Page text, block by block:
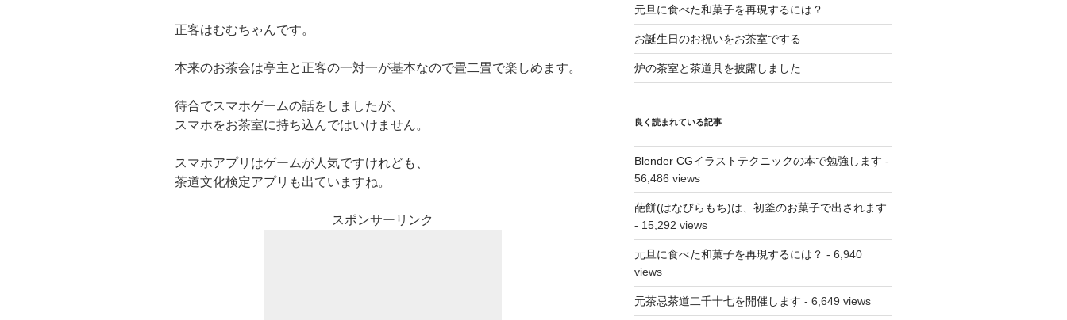
正客はむむちゃんです。
本来のお茶会は亭主と正客の一対一が基本なので畳二畳で楽しめます。
待合でスマホゲームの話をしましたが、
スマホをお茶室に持ち込んではいけません。
スマホアプリはゲームが人気ですけれども、
茶道文化検定アプリも出ていますね。
スポンサーリンク
元旦に食べた和菓子を再現するには？
お誕生日のお祝いをお茶室でする
炉の茶室と茶道具を披露しました
良く読まれている記事
Blender CGイラストテクニックの本で勉強します -
56,486 views
葩餅(はなびらもち)は、初釜のお菓子で出されます
- 15,292 views
元旦に食べた和菓子を再現するには？ - 6,940
views
元茶忌茶道二千十七を開催します - 6,649 views